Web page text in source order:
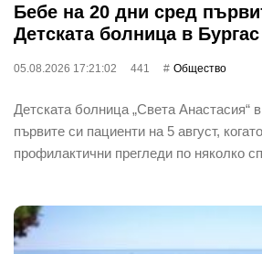
Бебе на 20 дни сред
Детската болница в Бургас
05.08.2026 17:21:02 441 Общество
Детската болница „Света Анастасия“
първите си пациенти на 5 август,
профилактични прегледи по няколко